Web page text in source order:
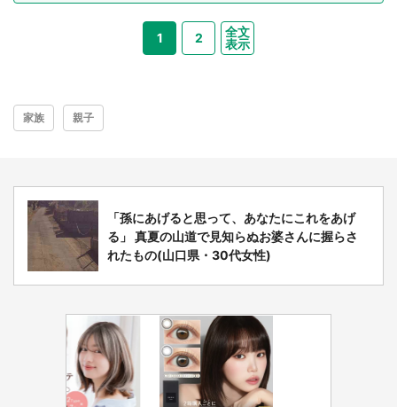
1 2
全文
表示
家族 親子
「孫にあげると思って、あなたにこれをあげ
る」 真夏の山道で見知らぬお婆さんに握らさ
れたもの(山口県・30代女性)